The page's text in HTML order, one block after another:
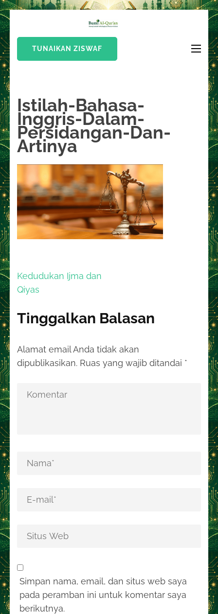
Lompat
ke
konten
(Tekan
Enter)
Kebahagiaan Dunia-
TUNAIKAN ZISWAF
Istilah-Bahasa-
Inggris-Dalam-
Persidangan-Dan-
Artinya
Navigasi
pos
Kedudukan Ijma dan
Qiyas
Tinggalkan Balasan
Alamat email Anda tidak akan
dipublikasikan. Ruas yang wajib ditandai *
Simpan nama, email, dan situs web saya
pada peramban ini untuk komentar saya
berikutnya.